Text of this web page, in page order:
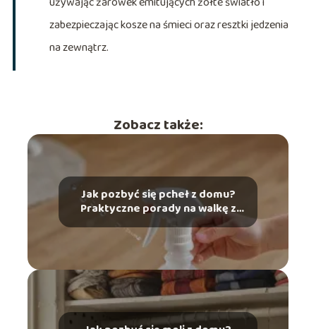
zabezpieczając kosze na śmieci oraz resztki jedzenia
na zewnątrz.
Zobacz także:
Jak pozbyć się pcheł z domu?
Praktyczne porady na walkę z
pchłami